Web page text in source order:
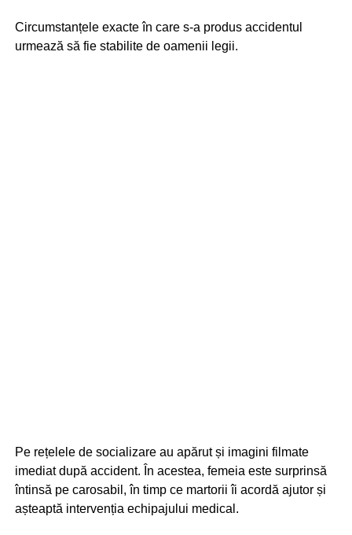
Circumstanțele exacte în care s-a produs accidentul
urmează să fie stabilite de oamenii legii.
Pe rețelele de socializare au apărut și imagini filmate
imediat după accident. În acestea, femeia este surprinsă
întinsă pe carosabil, în timp ce martorii îi acordă ajutor și
așteaptă intervenția echipajului medical.